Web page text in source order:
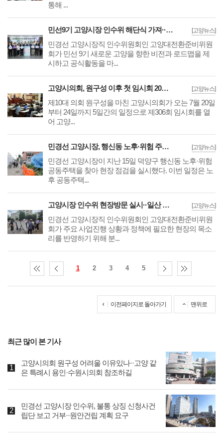
통해 ...
[고양뉴스]
민선9기 고양시장 인수위 해단식 가져··'6대 고양시정 비전 및 24대 전략' 전달
민경선 고양시장직 인수위원회인 고양대전환준비위원
회가 민선 9기 새로운 고양을 향한 비전과 로드맵을 제
시하고 공식활동을 마...
[고양뉴스]
고양시의회, 원구성 이후 첫 임시회 20일 개회··업무보고 시작으로 의정활동 돌입
제10대 의회 원구성을 마친 고양시의회가 오는 7월 20일
부터 24일까지 5일간의 일정으로 제306회 임시회를 열
어 고양...
[고양뉴스]
민경선 고양시장, 행신동 노후·위험 주택 방문 및 독거노인 돌봄 우유배달 사업 협약
민경선 고양시장이 지난 15일 덕양구 행신동 노후·위험
공동주택을 찾아 현장 점검을 실시했다. 이번 일정은 노
후 공동주택...
[고양뉴스]
고양시장 인수위 현장방문 실시··일산 재건축 사업성 확보·원마운트 회생안 등 검토
민경선 고양시장직 인수위원회인 고양대전환준비위원
회가 주요 사업진행 상황과 정책에 필요한 현장의 목소
리를 반영하기 위해 분...
1 2 3 4 5
이전페이지로 돌아가기 맨위로
최근 많이 본 기사
고양시의회 원구성 어려울 이유있나··고양 같
은 특례시 용인·수원시의회 참조하길
민경선 고양시장 인수위, 불통 상징 신청사건
립단 보고 거부··원안건립 계획 요구